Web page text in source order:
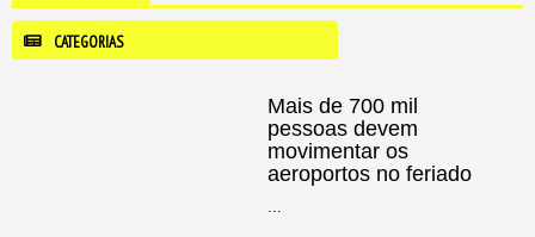
CATEGORIAS
Mais de 700 mil
pessoas devem
movimentar os
aeroportos no feriado
...